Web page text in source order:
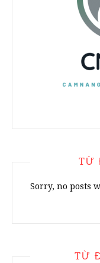
TỪ
Sorry, no posts
TỪ